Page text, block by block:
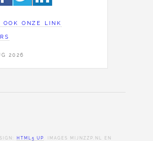
OOK ONZE LINK
2026
HTML5 UP . IMAGES MIJNZZP.NL EN